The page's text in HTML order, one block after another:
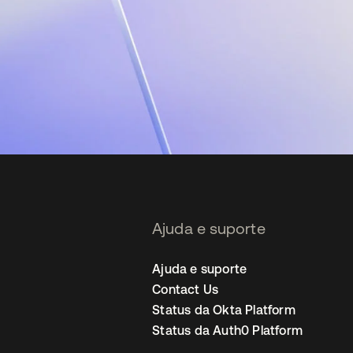
Ajuda e suporte
Ajuda e suporte
Contact Us
Status da Okta Platform
Status da Auth0 Platform